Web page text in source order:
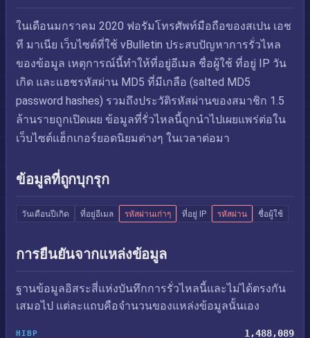
ในเดือนมกราคม 2020 ฟอรัมโทรศัพท์มือถือของสเปน เอช
ที มาเนีย เว็บไซต์ที่ใช้ vBulletin ประสบปัญหาการรั่วไหล
ของข้อมูล เหตุการณ์นี้ทำให้ที่อยู่อีเมล ชื่อผู้ใช้ ที่อยู่ IP วัน
เกิด และแฮชรหัสผ่าน MD5 ที่มีเกลือ (salted MD5
password hashes) รวมถึงประวัติรหัสผ่านของสมาชิก 1.5
ล้านรายถูกเปิดเผย ข้อมูลที่รั่วไหลนี้ถูกนำไปเผยแพร่ต่อใน
เว็บไซต์แฮ็กเกอร์ยอดนิยมต่างๆ ในเวลาต่อมา
ข้อมูลที่ถูกบุกรุก
วันเดือนปีเกิด ที่อยู่อีเมล รหัสผ่านเก่าๆ ที่อยู่ IP รหัสผ่าน ชื่อผู้ใช้
การยืนยันจากแหล่งข้อมูล
ฐานข้อมูลอิสระสี่แห่งบันทึกการรั่วไหลนี้และไม่ได้ตรงกัน
เสมอไป แต่ละแถบคือจำนวนของแหล่งข้อมูลนั้นเอง
HIBP 1,488,089